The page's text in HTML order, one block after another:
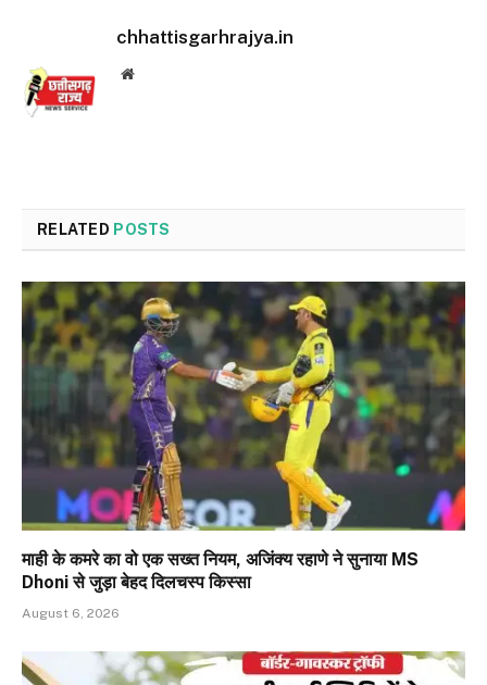
chhattisgarhrajya.in
Website
RELATED POSTS
माही के कमरे का वो एक सख्त नियम, अजिंक्‍य रहाणे ने सुनाया MS
Dhoni से जुड़ा बेहद दिलचस्प किस्सा
August 6, 2026